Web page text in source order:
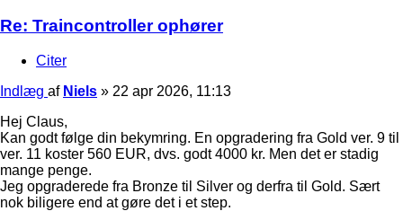
Re: Traincontroller ophører
Citer
Indlæg af Niels » 22 apr 2026, 11:13
Hej Claus,
Kan godt følge din bekymring. En opgradering fra Gold ver. 9 til
ver. 11 koster 560 EUR, dvs. godt 4000 kr. Men det er stadig
mange penge.
Jeg opgraderede fra Bronze til Silver og derfra til Gold. Sært
nok biligere end at gøre det i et step.